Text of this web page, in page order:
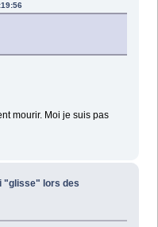
mourir. Moi je suis pas
"glisse" lors des